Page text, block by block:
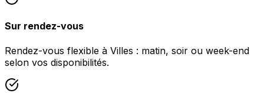
Sur rendez-vous
Rendez-vous flexible à Villes : matin, soir ou week-end
selon vos disponibilités.